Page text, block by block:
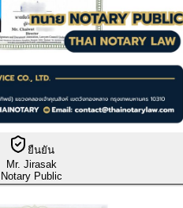
ยืนยัน
Mr. Jirasak
Notary Public